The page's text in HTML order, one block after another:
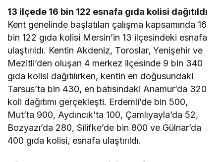
13 ilçede 16 bin 122 esnafa gıda kolisi dağıtıldı
Kent genelinde başlatılan çalışma kapsamında 16
bin 122 gıda kolisi Mersin’in 13 ilçesindeki esnafa
ulaştırıldı. Kentin Akdeniz, Toroslar, Yenişehir ve
Mezitli’den oluşan 4 merkez ilçesinde 9 bin 340
gıda kolisi dağıtılırken, kentin en doğusundaki
Tarsus’ta bin 430, en batısındaki Anamur’da 320
koli dağıtımı gerçekleşti. Erdemli’de bin 500,
Mut’ta 900, Aydıncık’ta 100, Çamlıyayla’da 52,
Bozyazı’da 280, Silifke’de bin 800 ve Gülnar’da
400 gıda kolisi, esnafa ulaştırıldı.